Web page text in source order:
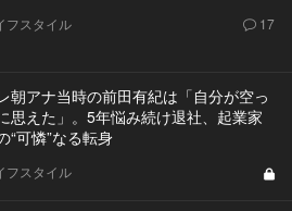
フスタイル 17
朝アナ当時の前田有紀は「自分が空っ
思えた」。5年悩み続け退社、起業家
“可憐”なる転身
フスタイル